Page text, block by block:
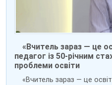
«Вчитель зараз — це
педагог із 50-річним
проблеми освіти
«Вчитель зараз — це